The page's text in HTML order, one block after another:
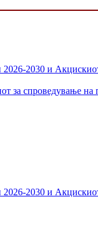
2026-2030 и
за спроведување на
2026-2030 и